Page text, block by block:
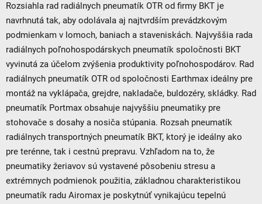
Rozsiahla rad radiálnych pneumatík OTR od firmy BKT je
navrhnutá tak, aby odolávala aj najtvrdším prevádzkovým
podmienkam v lomoch, baniach a staveniskách. Najvyššia rada
radiálnych poľnohospodárskych pneumatík spoločnosti BKT
vyvinutá za účelom zvýšenia produktivity poľnohospodárov. Rad
radiálnych pneumatík OTR od spoločnosti Earthmax ideálny pre
montáž na vyklápača, grejdre, nakladače, buldozéry, skládky. Rad
pneumatík Portmax obsahuje najvyššiu pneumatiky pre
stohovače s dosahy a nosiča stúpania. Rozsah pneumatík
radiálnych transportných pneumatík BKT, ktorý je ideálny ako
pre terénne, tak i cestnú prepravu. Vzhľadom na to, že
pneumatiky žeriavov sú vystavené pôsobeniu stresu a
extrémnych podmienok použitia, základnou charakteristikou
pneumatík radu Airomax je poskytnúť vynikajúcu tepelnú